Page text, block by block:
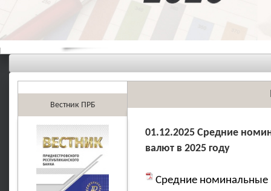
Вестник ПРБ
01.12.2025 Средние
валют в 2025 году
Средние номинальные